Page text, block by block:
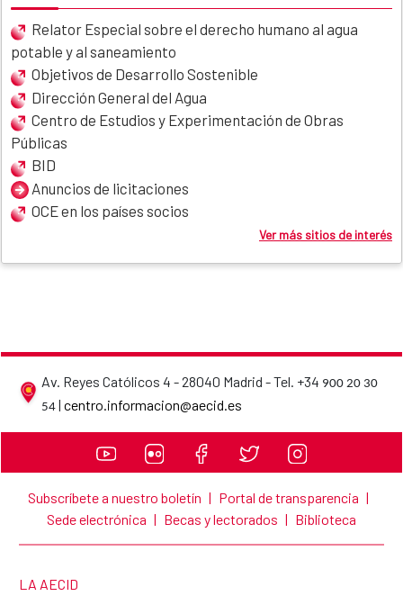
Relator Especial sobre el derecho humano al agua
potable y al saneamiento
Objetivos de Desarrollo Sostenible
Dirección General del Agua
Centro de Estudios y Experimentación de Obras
Públicas
BID
Anuncios de licitaciones
OCE en los países socios
Ver más sitios de interés
Av. Reyes Católicos 4 - 28040 Madrid - Tel. +34 900 20 30
54 | centro.informacion@aecid.esAECID contact details
Subscríbete a nuestro boletín | Portal de transparencia |
Sede electrónica | Becas y lectorados | Biblioteca
LINK TO THE WEBSITE:
LA AECID